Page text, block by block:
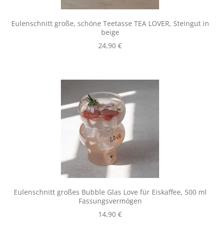
Eulenschnitt große, schöne Teetasse TEA LOVER, Steingut in
beige
Regulärer Preis:
24,90 €
Eulenschnitt großes Bubble Glas Love für Eiskaffee, 500 ml
Fassungsvermögen
Regulärer Preis:
14,90 €